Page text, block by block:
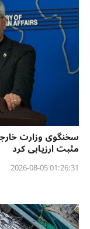
سخنگوی وزارت
مثبت ارزیابی کرد
01:26:31 2026-08-05